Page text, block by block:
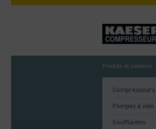
Produits et solutions
Compresseurs
Pompes à vide
Soufflantes